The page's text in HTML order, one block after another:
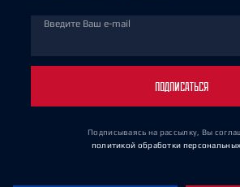
Введите Ваш e-mail
ПОДПИСАТЬСЯ
Подписываясь на рассылку, Вы
политикой обработки